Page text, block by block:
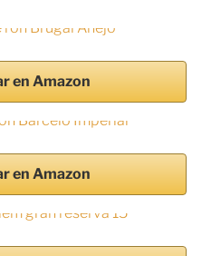
en Amazon
en Amazon